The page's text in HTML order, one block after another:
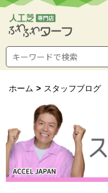
ホーム > スタッフブログ